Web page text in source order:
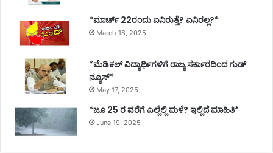
*ಮಾರ್ಚ್ 22ರಂದು ಏನಿರುತ್ತೆ? ಏನಿರಲ್ಲ?*
March 18, 2025
*ಮೆಡಿಕಲ್ ವಿದ್ಯಾರ್ಥಿಗಳಿಗೆ ರಾಜ್ಯ ಸರ್ಕಾರದಿಂದ ಗುಡ್
ನ್ಯೂಸ್*
May 17, 2025
*ಜೂ 25 ರ ವರೆಗೆ ಎಲ್ಲೆಲ್ಲಿ ಮಳೆ? ಇಲ್ಲಿದೆ ಮಾಹಿತಿ*
June 19, 2025